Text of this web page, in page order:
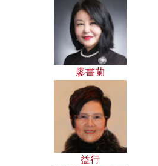
廖書蘭
益行